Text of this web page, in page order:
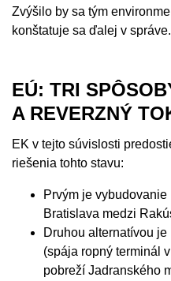
Zvýšilo by sa tým
konštatuje sa ďalej v správe.
EÚ: TRI
A REVERZNÝ
EK v tejto súvislosti
riešenia tohto stavu:
Prvým je
Bratislava medzi
Druhou alternatívou
(spája ropný terminál
pobreží Jadranského